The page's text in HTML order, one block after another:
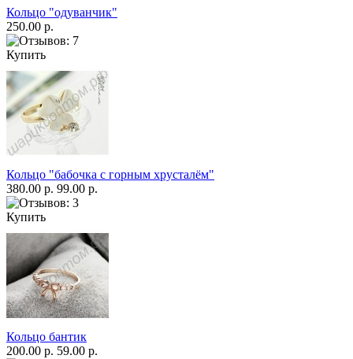
Кольцо "одуванчик"
250.00 р.
Купить
Кольцо "бабочка с горным хрусталём"
380.00 р. 99.00 р.
Купить
Кольцо бантик
200.00 р. 59.00 р.